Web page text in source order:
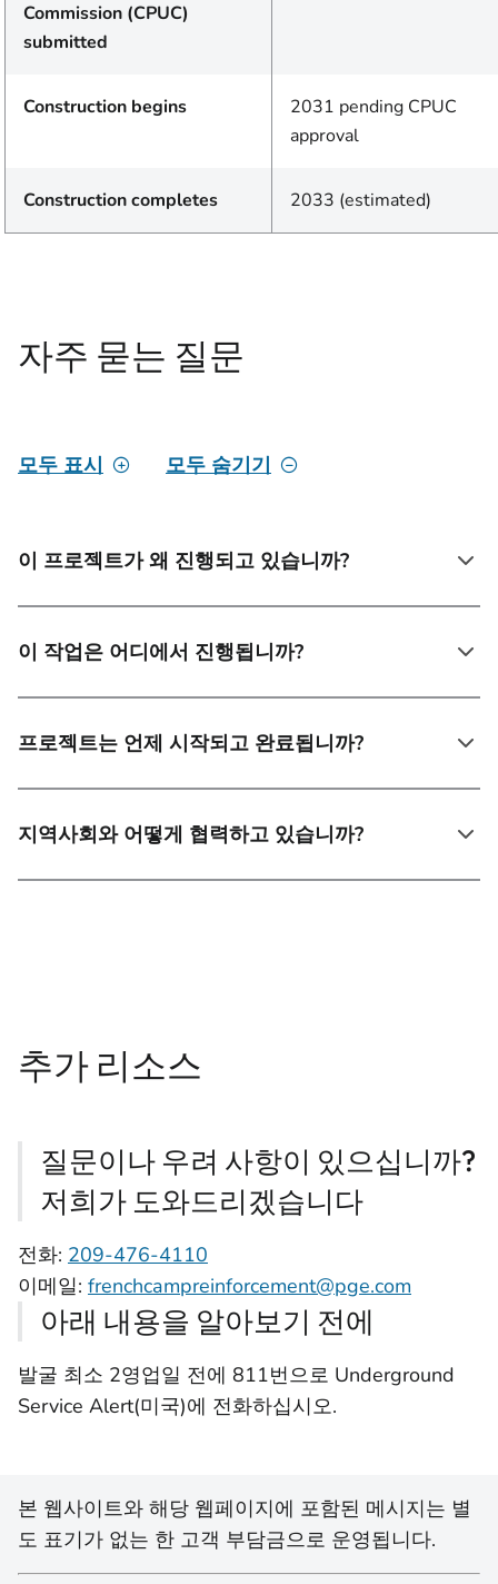
Commission (CPUC)
submitted
Construction begins
2031 pending CPUC
approval
Construction completes 2033 (estimated)
자주 묻는 질문
모두 표시 모두 숨기기
이 프로젝트가 왜 진행되고 있습니까?
이 작업은 어디에서 진행됩니까?
프로젝트는 언제 시작되고 완료됩니까?
지역사회와 어떻게 협력하고 있습니까?
추가 리소스
질문이나 우려 사항이 있으십니까?
저희가 도와드리겠습니다
전화: 209-476-4110
이메일: frenchcampreinforcement@pge.com
아래 내용을 알아보기 전에
발굴 최소 2영업일 전에 811번으로 Underground
Service Alert(미국)에 전화하십시오.
본 웹사이트와 해당 웹페이지에 포함된 메시지는 별
도 표기가 없는 한 고객 부담금으로 운영됩니다.